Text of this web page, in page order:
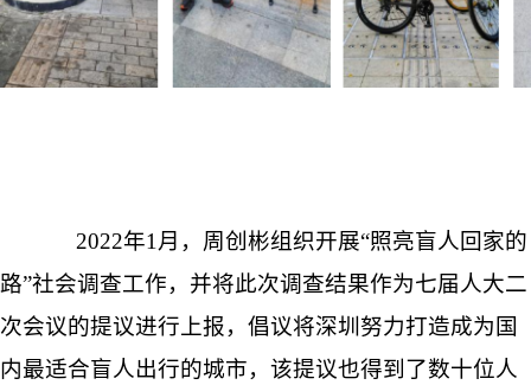
2022年1月，周创彬组织开展“照亮盲人回家的
路”社会调查工作，并将此次调查结果作为七届人大二
次会议的提议进行上报，倡议将深圳努力打造成为国
内最适合盲人出行的城市，该提议也得到了数十位人